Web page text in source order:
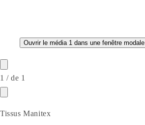
Ouvrir le média 1 dans une fenêtre modale
1 /de 1
Tissus Manitex